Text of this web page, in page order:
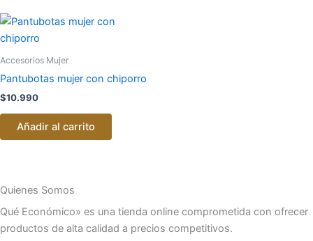
Accesorios Mujer
Pantubotas mujer con chiporro
$10.990
Añadir al carrito
Quienes Somos
Qué Económico» es una tienda online comprometida con ofrecer
productos de alta calidad a precios competitivos.